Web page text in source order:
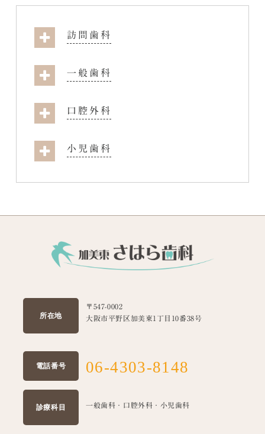
訪問歯科
一般歯科
口腔外科
小児歯科
所在地
〒547-0002
大阪市平野区加美東1丁目10番38号
電話番号 06-4303-8148
診療科目 一般歯科・口腔外科・小児歯科